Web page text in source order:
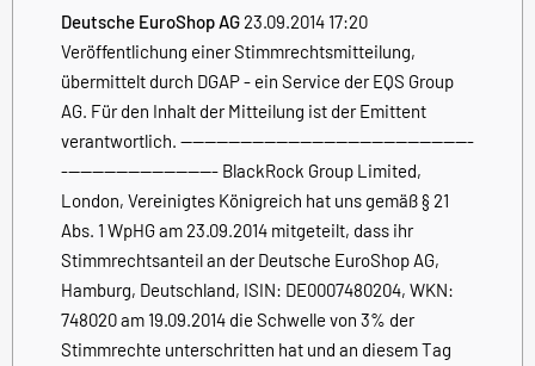
Deutsche EuroShop AG23.09.2014 17:20
Veröffentlichung einer Stimmrechtsmitteilung,
übermittelt durch DGAP - ein Service der EQS Group
AG. Für den Inhalt der Mitteilung ist der Emittent
verantwortlich. -------------------------------------------------
-------------------------- BlackRock Group Limited,
London, Vereinigtes Königreich hat uns gemäß § 21
Abs. 1 WpHG am 23.09.2014 mitgeteilt, dass ihr
Stimmrechtsanteil an der Deutsche EuroShop AG,
Hamburg, Deutschland, ISIN: DE0007480204, WKN:
748020 am 19.09.2014 die Schwelle von 3% der
Stimmrechte unterschritten hat und an diesem Tag